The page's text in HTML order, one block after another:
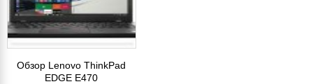
Обзор Lenovo ThinkPad
EDGE E470